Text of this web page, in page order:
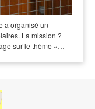
a organisé un
La mission ?
sur le thème «…